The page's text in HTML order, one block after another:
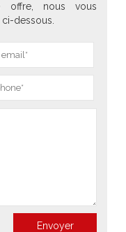
offre, nous vous
dessous.